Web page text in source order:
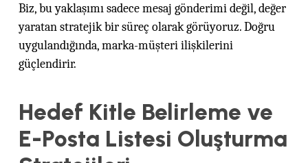
Biz, bu yaklaşımı sadece mesaj gönderimi değil, değer
yaratan stratejik bir süreç olarak görüyoruz. Doğru
uygulandığında, marka-müşteri ilişkilerini
güçlendirir.
Hedef Kitle Belirleme ve
E-Posta Listesi Oluşturma